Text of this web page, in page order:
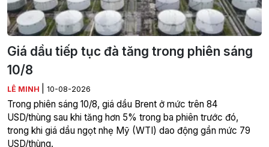
Giá dầu tiếp tục đà tăng trong phiên sáng
10/8
LÊ MINH 10-08-2026
Trong phiên sáng 10/8, giá dầu Brent ở mức trên 84
USD/thùng sau khi tăng hơn 5% trong ba phiên trước đó,
trong khi giá dầu ngọt nhẹ Mỹ (WTI) dao động gần mức 79
USD/thùng.